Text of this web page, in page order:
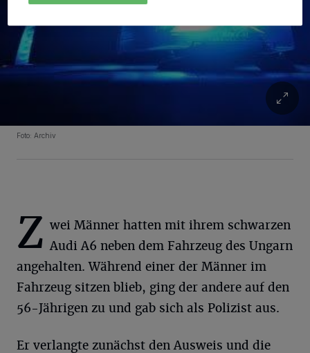
Foto: Archiv
Z wei Männer hatten mit ihrem schwarzen
Audi A6 neben dem Fahrzeug des Ungarn
angehalten. Während einer der Männer im
Fahrzeug sitzen blieb, ging der andere auf den
56-Jährigen zu und gab sich als Polizist aus.
Er verlangte zunächst den Ausweis und die